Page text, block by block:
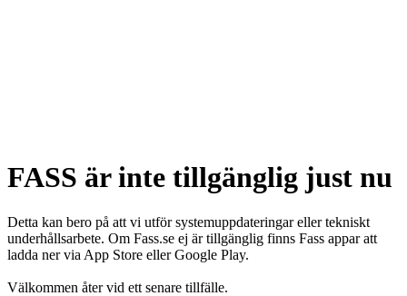
FASS är inte tillgänglig just nu
Detta kan bero på att vi utför systemuppdateringar eller tekniskt
underhållsarbete. Om Fass.se ej är tillgänglig finns Fass appar att
ladda ner via App Store eller Google Play.
Välkommen åter vid ett senare tillfälle.